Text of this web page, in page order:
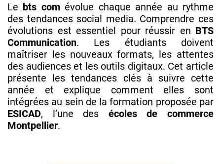
Le bts comévolue chaque année au rythme
des tendances social media. Comprendre ces
évolutions est essentiel pour réussir en BTS
Communication. Les étudiants doivent
maîtriser les nouveaux formats, les attentes
des audiences et les outils digitaux. Cet article
présente les tendances clés à suivre cette
année et explique comment elles sont
intégrées au sein de la formation proposée par
ESICAD, l’une des écoles de commerce
Montpellier.